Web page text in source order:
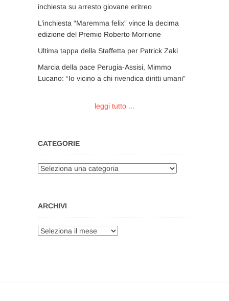
inchiesta su arresto giovane eritreo
L’inchiesta “Maremma felix” vince la decima
edizione del Premio Roberto Morrione
Ultima tappa della Staffetta per Patrick Zaki
Marcia della pace Perugia-Assisi, Mimmo
Lucano: “Io vicino a chi rivendica diritti umani”
leggi tutto ...
CATEGORIE
Categorie
ARCHIVI
Archivi